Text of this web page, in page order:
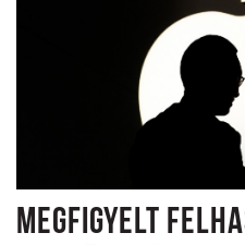
MEGFIGYELT